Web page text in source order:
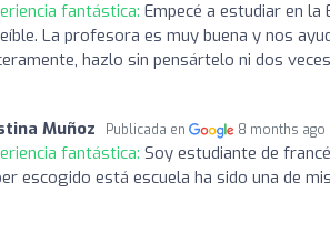
fantástica: Empecé a estudiar en la
La profesora es muy buena y nos
hazlo sin pensártelo ni dos veces
Muñoz Publicada en 8 months ago
fantástica: Soy estudiante de
escogido está escuela ha sido una de